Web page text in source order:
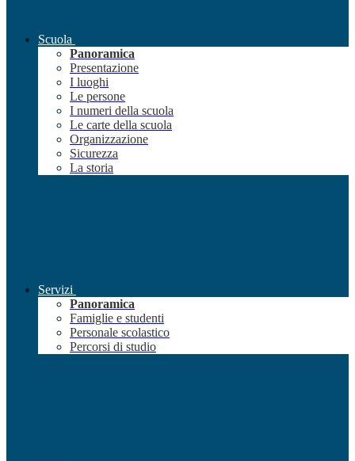
Scuola
Panoramica
Presentazione
I luoghi
Le persone
I numeri della scuola
Le carte della scuola
Organizzazione
Sicurezza
La storia
Servizi
Panoramica
Famiglie e studenti
Personale scolastico
Percorsi di studio